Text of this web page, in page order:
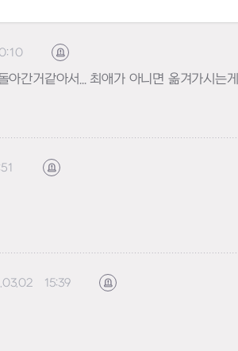
신고하기
간거같아서... 최애가 아니면 옮겨가시는
신고하기
15:39 신고하기